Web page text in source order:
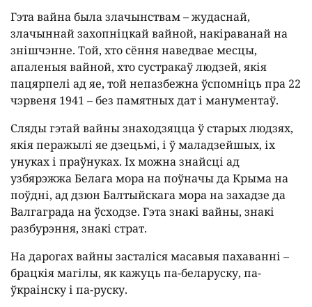
Гэта вайна была злачынствам – жудаснай,
злачыннай захопніцкай вайной, накіраванай на
знішчэнне. Той, хто сёння наведвае месцы,
апаленыя вайной, хто сустракаў людзей, якія
пацярпелі ад яе, той непазбежна ўспомніць пра 22
чэрвеня 1941 – без памятных дат і манументаў.
Сляды гэтай вайны знаходзяцца ў старых людзях,
якія перажылі яе дзецьмі, і ў маладзейшых, іх
унуках і праўнуках. Іх можна знайсці ад
узбярэжжа Белага мора на поўначы да Крыма на
поўдні, ад дзюн Балтыйскага мора на захадзе да
Валгаграда на ўсходзе. Гэта знакі вайны, знакі
разбурэння, знакі страт.
На дарогах вайны засталіся масавыя пахаванні –
брацкія магілы, як кажуць па-беларуску, па-
ўкраінску і па-руску.